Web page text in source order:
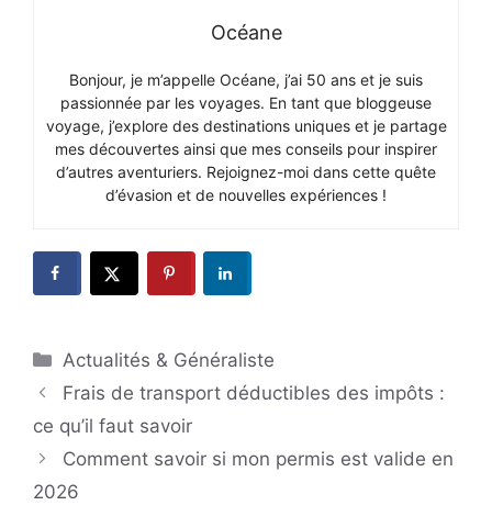
Océane
Bonjour, je m’appelle Océane, j’ai 50 ans et je suis
passionnée par les voyages. En tant que bloggeuse
voyage, j’explore des destinations uniques et je partage
mes découvertes ainsi que mes conseils pour inspirer
d’autres aventuriers. Rejoignez-moi dans cette quête
d’évasion et de nouvelles expériences !
Catégories
Actualités & Généraliste
Frais de transport déductibles des impôts :
ce qu’il faut savoir
Comment savoir si mon permis est valide en
2026